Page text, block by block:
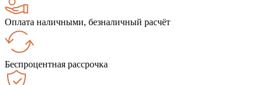
Оплата наличными, безналичный расчёт
Беспроцентная рассрочка